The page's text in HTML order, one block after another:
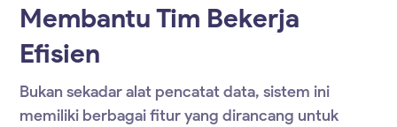
Membantu Tim Bekerja
Efisien
Bukan sekadar alat pencatat data, sistem ini
memiliki berbagai fitur yang dirancang untuk